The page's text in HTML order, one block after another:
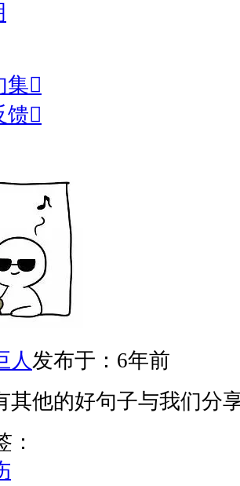
集
馈
人发布于：6年前
其他的好句子与我们分
：